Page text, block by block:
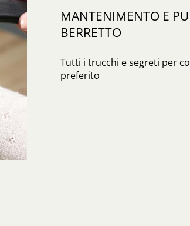
MANTENIMENTO E
BERRETTO
Tutti i trucchi e segreti per
preferito